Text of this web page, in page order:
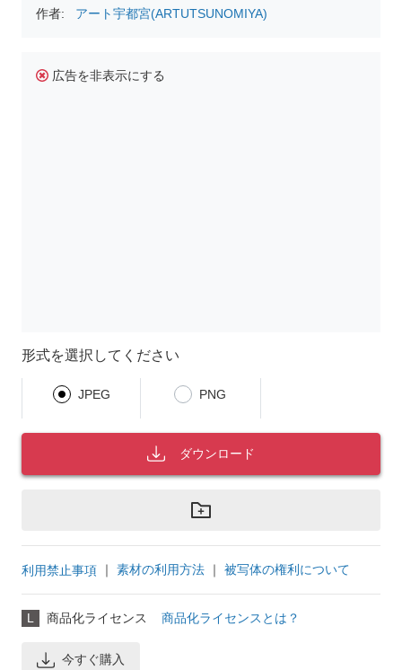
作者: アート宇都宮(ARTUTSUNOMIYA)
広告を非表示にする
形式を選択してください
JPEG PNG
ダウンロード
利用禁止事項 ｜ 素材の利用方法 ｜ 被写体の権利について
L 商品化ライセンス 商品化ライセンスとは？
今すぐ購入